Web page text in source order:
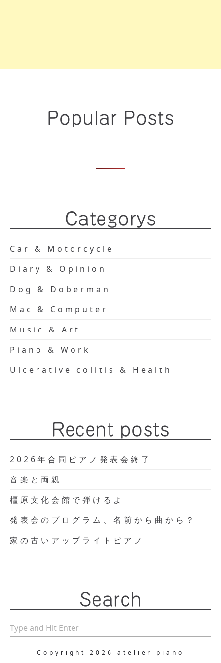
Popular Posts
Categorys
Car & Motorcycle
Diary & Opinion
Dog & Doberman
Mac & Computer
Music & Art
Piano & Work
Ulcerative colitis & Health
Recent posts
2026年合同ピアノ発表会終了
音楽と両親
橿原文化会館で弾けるよ
発表会のプログラム、名前から曲から？
家の古いアップライトピアノ
Search
Copyright 2026 atelier piano